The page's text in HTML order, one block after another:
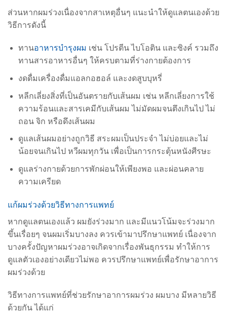
ส่วนหากผมร่วงเนื่องจากสาเหตุอื่นๆ แนะนำให้ดูแลตนเองด้วย
วิธีการดังนี้
ทานอาหารบำรุงผม เช่น โปรตีน ไบโอติน และซิงค์ รวมถึง
ทานสารอาหารอื่นๆ ให้ครบตามที่ร่างกายต้องการ
งดดื่มเครื่องดื่มแอลกอฮอล์ และงดสูบบุหรี่
หลีกเลี่ยงสิ่งที่เป็นอันตรายกับเส้นผม เช่น หลีกเลี่ยงการใช้
ความร้อนและสารเคมีกับเส้นผม ไม่มัดผมจนตึงเกินไป ไม่
ถอน จิก หรือดึงเส้นผม
ดูแลเส้นผมอย่างถูกวิธี สระผมเป็นประจำ ไม่บ่อยและไม่
น้อยจนเกินไป หวีผมทุกวัน เพื่อเป็นการกระตุ้นหนังศีรษะ
ดูแลร่างกายด้วยการพักผ่อนให้เพียงพอ และผ่อนคลาย
ความเครียด
แก้ผมร่วงด้วยวิธีทางการแพทย์
หากดูแลตนเองแล้ว ผมยังร่วงมาก และมีแนวโน้มจะร่วงมาก
ขึ้นเรื่อยๆ จนผมเริ่มบางลง ควรเข้ามาปรึกษาแพทย์ เนื่องจาก
บางครั้งปัญหาผมร่วงอาจเกิดจากเรื่องพันธุกรรม ทำให้การ
ดูแลตัวเองอย่างเดียวไม่พอ ควรปรึกษาแพทย์เพื่อรักษาอาการ
ผมร่วงด้วย
วิธีทางการแพทย์ที่ช่วยรักษาอาการผมร่วง ผมบาง มีหลายวิธี
ด้วยกัน ได้แก่